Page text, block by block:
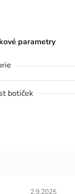
parametry
botiček
Hodnocení
2.9.2025